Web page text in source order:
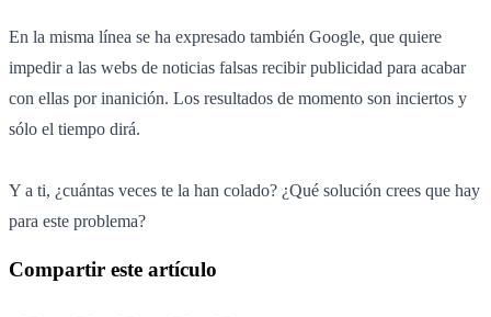
En la misma línea se ha expresado también Google, que quiere
impedir a las webs de noticias falsas recibir publicidad para acabar
con ellas por inanición. Los resultados de momento son inciertos y
sólo el tiempo dirá.
Y a ti, ¿cuántas veces te la han colado? ¿Qué solución crees que hay
para este problema?
Compartir este artículo